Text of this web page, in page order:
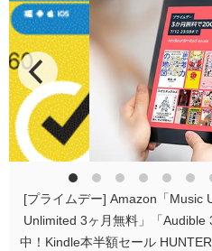
[プライムデー] Amazon「Music
Unlimited 3ヶ月無料」「Audible
中！Kindle本半額セール